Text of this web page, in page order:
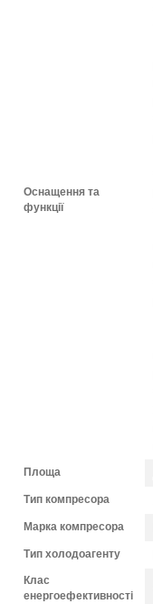
Оснащення та
функції
Площа
Тип компресора
Марка компресора
Тип холодоагенту
Клас
енергоефективності